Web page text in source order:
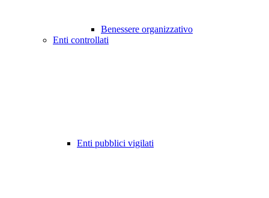
Benessere organizzativo
Enti controllati
Enti pubblici vigilati